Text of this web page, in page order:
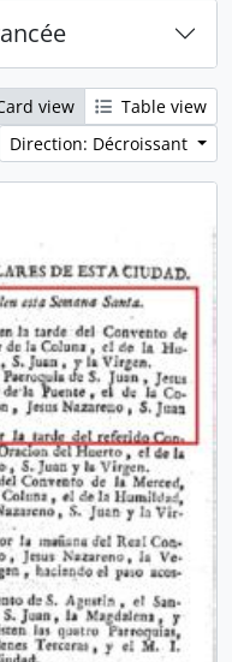
view
Table view
Direction: Décroissant